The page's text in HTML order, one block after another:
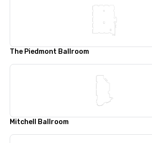
The Piedmont Ballroom
Mitchell Ballroom